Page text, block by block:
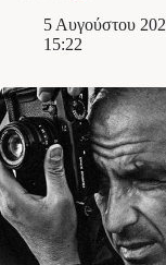
5 Αυγούστου
15:22